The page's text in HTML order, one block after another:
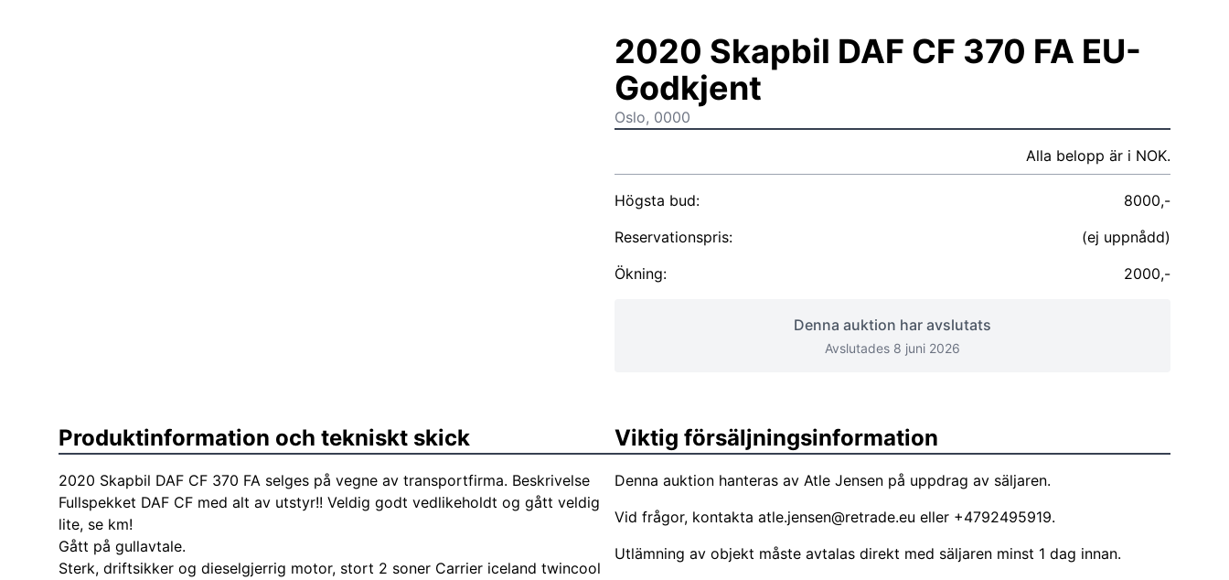
2020 Skapbil DAF CF 370 FA EU-
Godkjent
Oslo, 0000
Alla belopp är i NOK.
Högsta bud:
8000,-
Reservationspris:
(ej uppnådd)
Ökning:
2000,-
Denna auktion har avslutats
Avslutades 8 juni 2026
Produktinformation och tekniskt skick
2020 Skapbil DAF CF 370 FA selges på vegne av transportfirma. Beskrivelse
Fullspekket DAF CF med alt av utstyr!! Veldig godt vedlikeholdt og gått veldig
lite, se km!
Gått på gullavtale.
Sterk, driftsikker og dieselgjerrig motor, stort 2 soner Carrier iceland twincool
Viktig försäljningsinformation
Denna auktion hanteras av Atle Jensen på uppdrag av säljaren.
Vid frågor, kontakta atle.jensen@retrade.eu eller +4792495919.
Utlämning av objekt måste avtalas direkt med säljaren minst 1 dag innan.